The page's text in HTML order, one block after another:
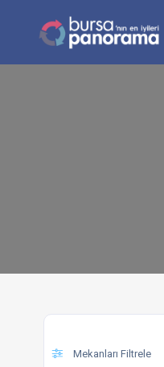
Mekanları Filtrele